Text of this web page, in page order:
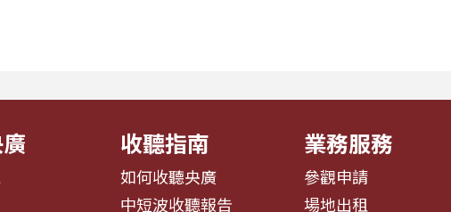
收聽指南
如何收聽央廣
中短波收聽報告
業務服務
參觀申請
場地出租